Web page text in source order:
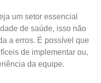
um setor essencial
de saúde, isso não
a erros. É possível que
de implementar ou,
da equipe.